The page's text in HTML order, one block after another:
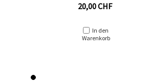
20,00 CHF
In den
Warenkorb